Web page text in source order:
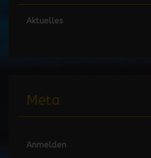
Aktuelles
Meta
Anmelden